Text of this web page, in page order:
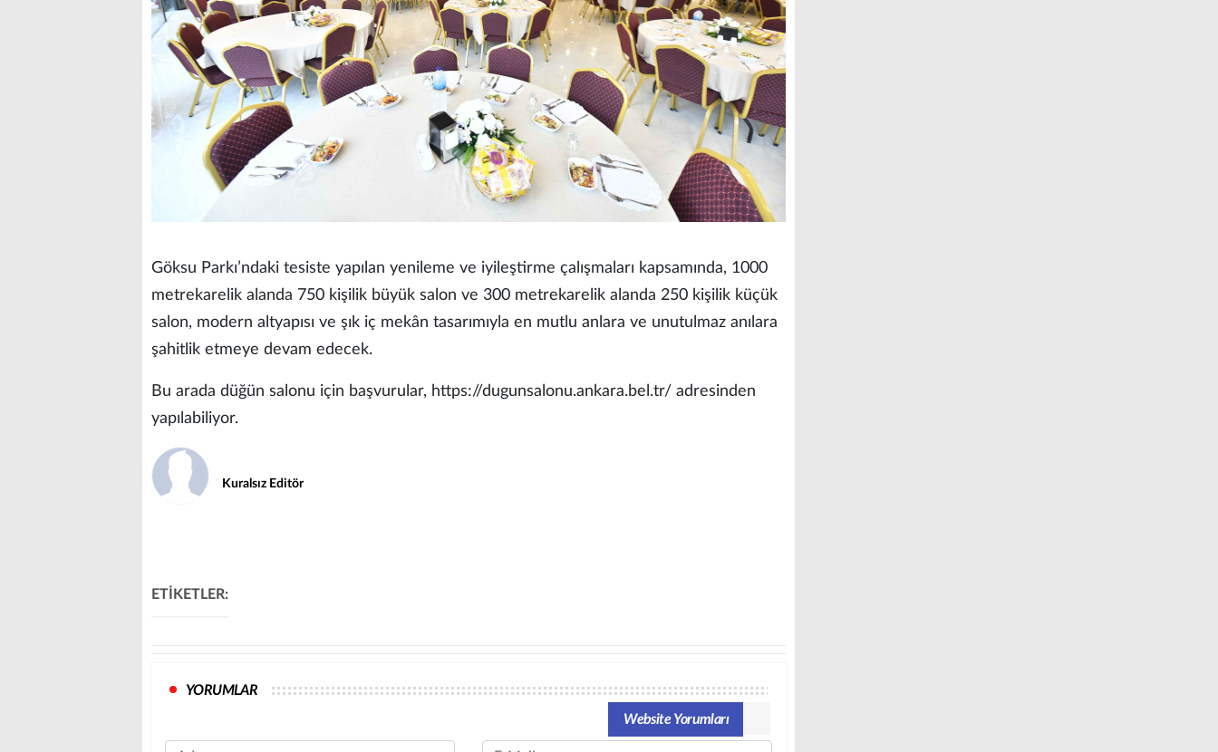
Göksu Parkı’ndaki tesiste yapılan yenileme ve iyileştirme çalışmaları kapsamında, 1000
metrekarelik alanda 750 kişilik büyük salon ve 300 metrekarelik alanda 250 kişilik küçük
salon, modern altyapısı ve şık iç mekân tasarımıyla en mutlu anlara ve unutulmaz anılara
şahitlik etmeye devam edecek.
Bu arada düğün salonu için başvurular, https://dugunsalonu.ankara.bel.tr/ adresinden
yapılabiliyor.
Kuralsız Editör
ETİKETLER:
YORUMLAR
Website Yorumları